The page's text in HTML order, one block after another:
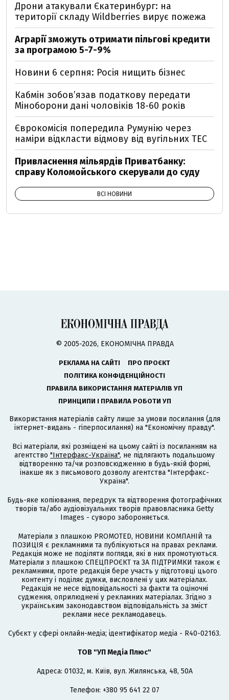
Дрони атакували Єкатеринбург: на
території складу Wildberries вирує пожежа
Аграрії зможуть отримати пільгові кредити
за програмою 5-7-9%
Новини 6 серпня: Росія нищить бізнес
Кабмін зобовʼязав податкову передати
Міноборони дані чоловіків 18-60 років
Єврокомісія попередила Румунію через
наміри відкласти відмову від вугільних ТЕС
Привласнення мільярдів Приватбанку:
справу Коломойського скерували до суду
ВСІ НОВИНИ
© 2005-2026, ЕКОНОМІЧНА ПРАВДА
РЕКЛАМА НА САЙТІ
ПРО ПРОЄКТ
ПОЛІТИКА КОНФІДЕНЦІЙНОСТІ
ПРАВИЛА ВИКОРИСТАННЯ МАТЕРІАЛІВ УП
ПРИНЦИПИ І ПРАВИЛА РОБОТИ УП
Використання матеріалів сайту лише за умови посилання (для
інтернет-видань - гіперпосилання) на "Економічну правду".
Всі матеріали, які розміщені на цьому сайті із посиланням на
агентство "Інтерфакс-Україна", не підлягають подальшому
відтворенню та/чи розповсюдженню в будь-якій формі,
інакше як з письмового дозволу агентства "Інтерфакс-
Україна".
Будь-яке копіювання, передрук та відтворення фотографічних
творів та/або аудіовізуальних творів правовласника Getty
Images - суворо забороняється.
Матеріали з плашкою PROMOTED, НОВИНИ КОМПАНІЙ та
ПОЗИЦІЯ є рекламними та публікуються на правах реклами.
Редакція може не поділяти погляди, які в них промотуються.
Матеріали з плашкою СПЕЦПРОЄКТ та ЗА ПІДТРИМКИ також є
рекламними, проте редакція бере участь у підготовці цього
контенту і поділяє думки, висловлені у цих матеріалах.
Редакція не несе відповідальності за факти та оціночні
судження, оприлюднені у рекламних матеріалах. Згідно з
українським законодавством відповідальність за зміст
реклами несе рекламодавець.
Cубєкт у сфері онлайн-медіа; ідентифікатор медіа - R40-02163.
ТОВ "УП Медіа Плюс"
Адреса: 01032, м. Київ, вул. Жилянська, 48, 50А
Телефон: +380 95 641 22 07